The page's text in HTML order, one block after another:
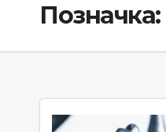
Позначка: